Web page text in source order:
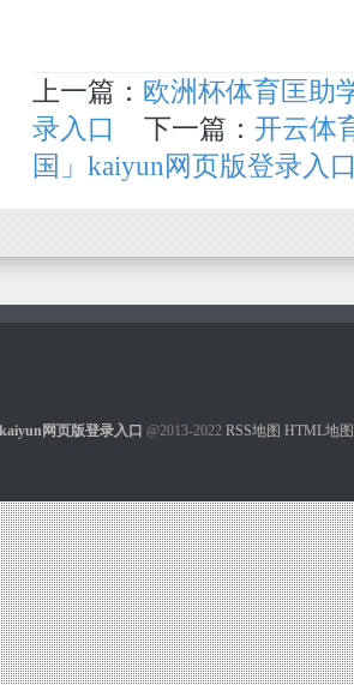
上一篇： 欧洲杯体育匡助
录入口
下一篇： 开云体
国」kaiyun网页版登录入
网页版登录入口 @2013-2022 RSS地图 HTML地图